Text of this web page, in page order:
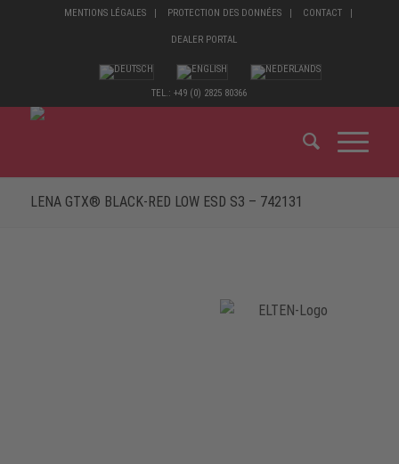
MENTIONS LÉGALES PROTECTION DES DONNÉES CONTACT
DEALER PORTAL
TEL.: +49 (0) 2825 80366
LENA GTX® BLACK-RED LOW ESD S3 – 742131